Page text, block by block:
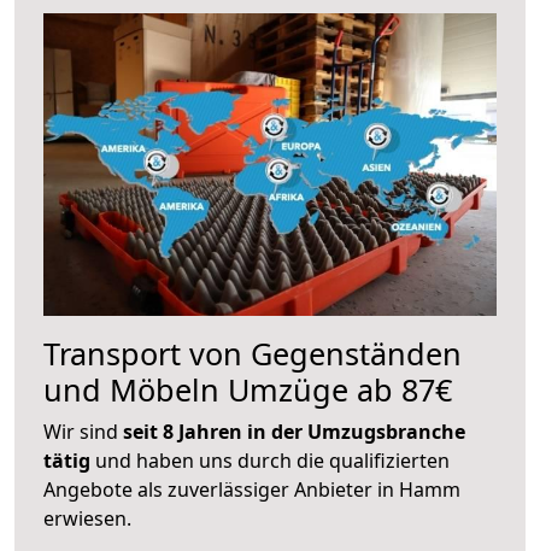
Transport von Gegenständen
und Möbeln Umzüge ab 87€
Wir sind seit 8 Jahren in der Umzugsbranche
tätig und haben uns durch die qualifizierten
Angebote als zuverlässiger Anbieter in Hamm
erwiesen.